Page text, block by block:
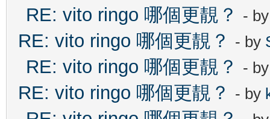
RE: vito ringo 哪個更靚？ -
RE: vito ringo 哪個更靚？ - by
RE: vito ringo 哪個更靚？ -
RE: vito ringo 哪個更靚？ - by